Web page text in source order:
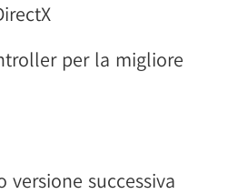
per la migliore
versione successiva